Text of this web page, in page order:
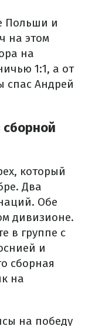
Польши и
на этом
на
1:1, а от
спас Андрей
который
Два
Обе
дивизионе.
в группе с
и
сборная
на
на победу